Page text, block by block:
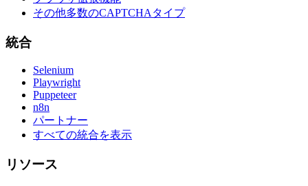
その他多数のCAPTCHAタイプ
統合
Selenium
Playwright
Puppeteer
n8n
パートナー
すべての統合を表示
リソース